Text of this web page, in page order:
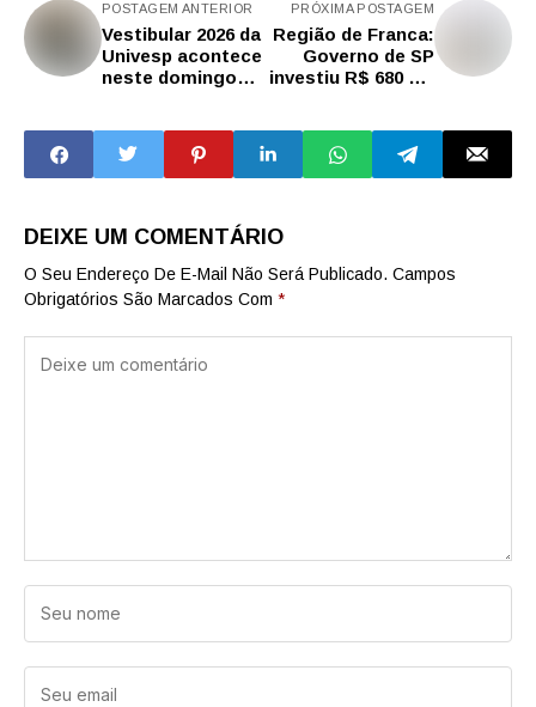
POSTAGEM ANTERIOR
Vestibular 2026 da
Univesp acontece
neste domingo
PRÓXIMA POSTAGEM
Região de Franca:
Governo de SP
investiu R$ 680 mil
municipais
DEIXE UM COMENTÁRIO
O Seu Endereço De E-Mail Não Será Publicado. Campos
Obrigatórios São Marcados Com *